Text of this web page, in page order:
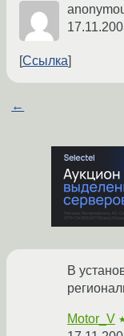
Ссылка
←
В
Motor_V